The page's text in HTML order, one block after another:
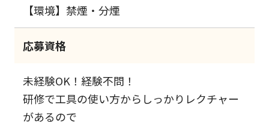
【環境】禁煙・分煙
応募資格
未経験OK！経験不問！
研修で工具の使い方からしっかりレクチャー
があるので